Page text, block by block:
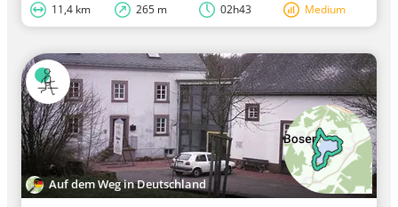
11,4 km 265 m 02h43 Medium
Auf dem Weg in Deutschland